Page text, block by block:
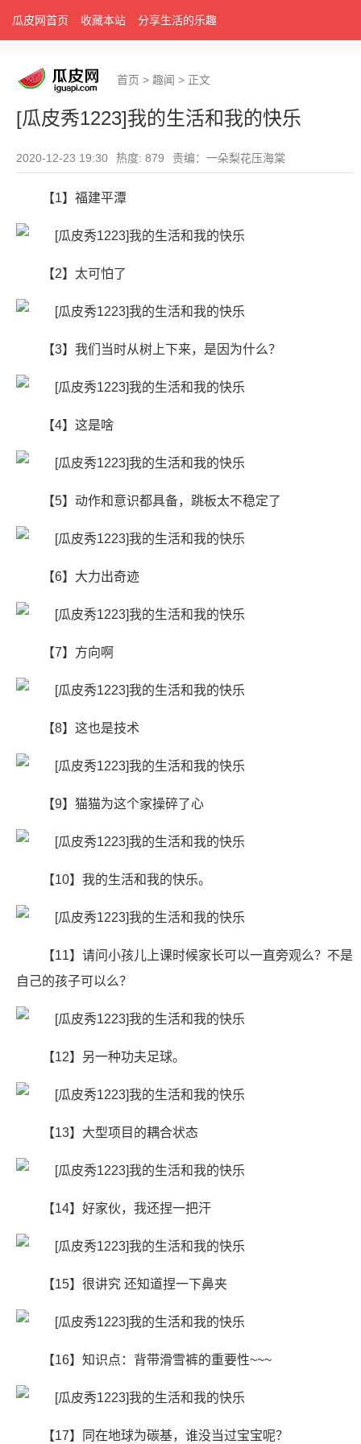
瓜皮网首页 收藏本站 分享生活的乐趣
首页 > 趣闻 > 正文
[瓜皮秀1223]我的生活和我的快乐
2020-12-23 19:30 热度: 879 责编：一朵梨花压海棠
【1】福建平潭 ​​​​
【2】太可怕了
【3】我们当时从树上下来，是因为什么？
【4】这是啥
【5】动作和意识都具备，跳板太不稳定了
【6】​大力出奇迹
【7】方向啊
【8】这也是技术
【9】猫猫为这个家操碎了心
【10】我的生活和我的快乐。
【11】请问小孩儿上课时候家长可以一直旁观么？不是
自己的孩子可以么？
【12】另一种功夫足球。
【13】大型项目的耦合状态
【14】好家伙，我还捏一把汗
【15】很讲究 还知道捏一下鼻夹
【16】知识点：背带滑雪裤的重要性~~~
【17】同在地球为碳基，谁没当过宝宝呢？